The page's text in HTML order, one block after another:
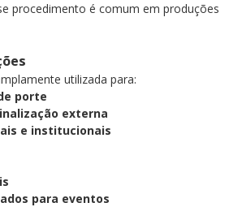
procedimento é comum em produções
utilizada para:
porte
externa
e institucionais
para eventos